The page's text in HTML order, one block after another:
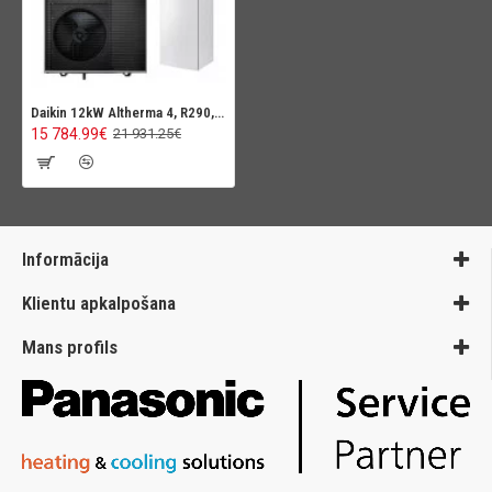
Daikin 12kW Altherma 4, R290, ar integrētu karstā ūdens tvertni 180L
15 784.99€ 21 931.25€
Informācija
Klientu apkalpošana
Mans profils